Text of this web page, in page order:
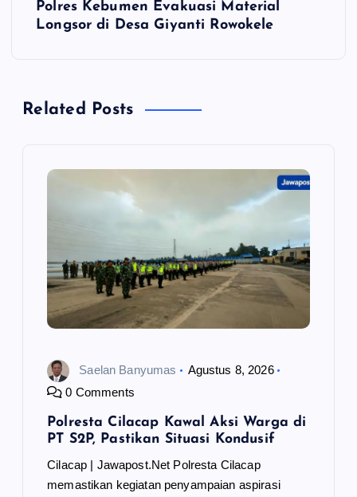
s
Polres Kebumen Evakuasi Material
Longsor di Desa Giyanti Rowokele
Related Posts
Saelan Banyumas
Agustus 8, 2026
0 Comments
Polresta Cilacap Kawal Aksi Warga di
PT S2P, Pastikan Situasi Kondusif
Cilacap | Jawapost.Net Polresta Cilacap
memastikan kegiatan penyampaian aspirasi